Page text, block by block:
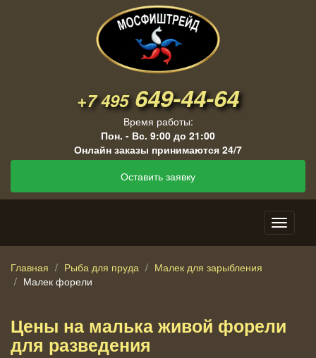
+7 495649-44-64
Время работы:
Пон. - Вс. 9:00 до 21:00
Онлайн заказы принимаются 24/7
Оставить заявку
Главная Рыба для пруда
Малек для зарыбления
Малек форели
Цены на малька живой форели
для разведения